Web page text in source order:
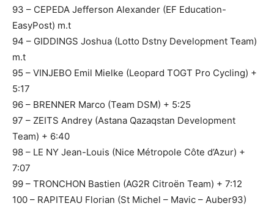
93 – CEPEDA Jefferson Alexander (EF Education-
EasyPost) m.t
94 – GIDDINGS Joshua (Lotto Dstny Development Team)
m.t
95 – VINJEBO Emil Mielke (Leopard TOGT Pro Cycling) +
5:17
96 – BRENNER Marco (Team DSM) + 5:25
97 – ZEITS Andrey (Astana Qazaqstan Development
Team) + 6:40
98 – LE NY Jean-Louis (Nice Métropole Côte d’Azur) +
7:07
99 – TRONCHON Bastien (AG2R Citroën Team) + 7:12
100 – RAPITEAU Florian (St Michel – Mavic – Auber93)